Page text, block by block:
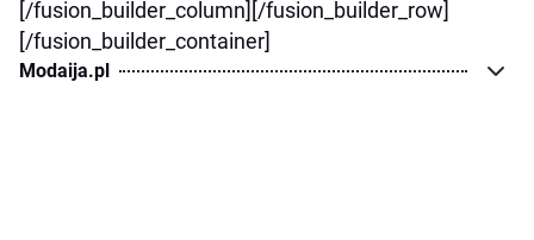
[/fusion_builder_column][/fusion_builder_row]
[/fusion_builder_container]
Modaija.pl